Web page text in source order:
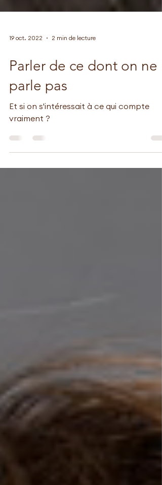
19 oct. 2022 2 min de lecture
Parler de ce dont on ne
parle pas
Et si on s'intéressait à ce qui compte